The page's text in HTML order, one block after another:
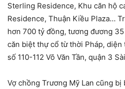
Sterling Residence, Khu căn hộ
Residence, Thuận Kiều Plaza…
hơn 700 tỷ đồng, tương đương
căn biệt thự cổ từ thời Pháp,
số 110-112 Võ Văn Tần, quận 3
Vợ chồng Trương Mỹ Lan cũng